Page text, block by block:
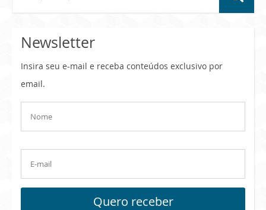
Newsletter
Insira seu e-mail e receba conteúdos exclusivo por
email.
Quero receber